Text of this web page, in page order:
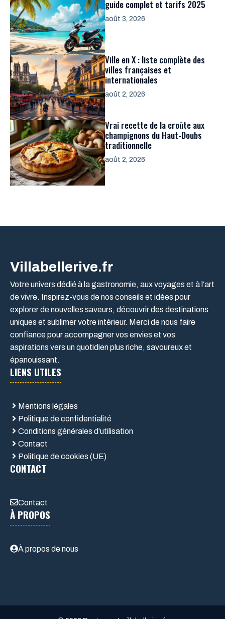
guide complet et tarifs 2025
août 3, 2026
Ville en X : liste complète des
villes françaises et
internationales
août 2, 2026
Vrai recette de la croûte aux
champignons du Haut-Doubs
traditionnelle
août 2, 2026
Villabellerive.fr
Votre univers dédié à la gastronomie, aux voyages et à l’art
de vivre. Inspirez-vous de nos conseils et idées pour
explorer de nouvelles saveurs, découvrir des destinations
uniques et sublimer votre intérieur. Merci de nous faire
confiance pour accompagner vos envies et vos
aspirations vers un quotidien plus riche, savoureux et
épanouissant.
LIENS UTILES
Mentions légales
Politique de confidentialité
Conditions générales d'utilisation
Contact
Politique de cookies (UE)
CONTACT
Contact
À PROPOS
À propos de nous